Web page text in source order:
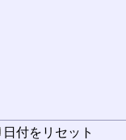
日付をリセット